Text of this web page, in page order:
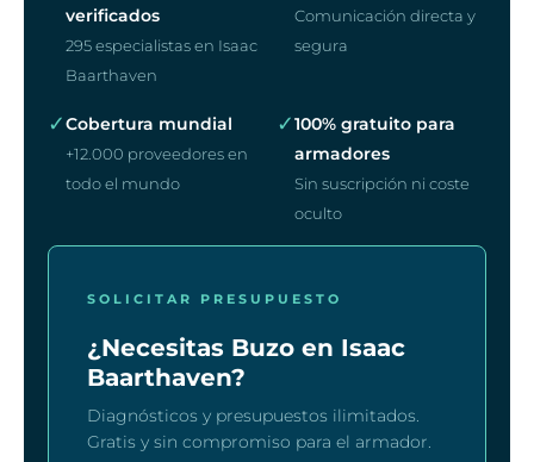
verificados
295 especialistas en Isaac
Baarthaven
Comunicación directa y
segura
✓Cobertura mundial
+12.000 proveedores en
todo el mundo
✓100% gratuito para
armadores
Sin suscripción ni coste
oculto
SOLICITAR PRESUPUESTO
¿Necesitas Buzo en Isaac
Baarthaven?
Diagnósticos y presupuestos ilimitados.
Gratis y sin compromiso para el armador.